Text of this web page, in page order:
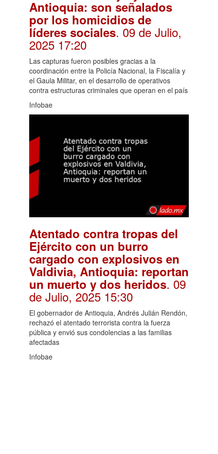
Antioquia: son señalados
por los homicidios de
líderes sociales. 09 de Julio,
2025 17:20
Las capturas fueron posibles gracias a la
coordinación entre la Policía Nacional, la Fiscalía y
el Gaula Militar, en el desarrollo de operativos
contra estructuras criminales que operan en el país
Infobae
Atentado contra tropas del
Ejército con un burro
cargado con explosivos en
Valdivia, Antioquia: reportan
un muerto y dos heridos. 09
de Julio, 2025 15:30
El gobernador de Antioquia, Andrés Julián Rendón,
rechazó el atentado terrorista contra la fuerza
pública y envió sus condolencias a las familias
afectadas
Infobae